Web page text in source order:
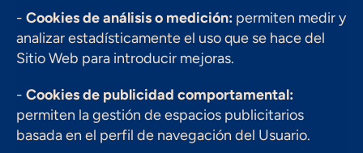
- Cookies de análisis o medición: permiten medir y
analizar estadísticamente el uso que se hace del
Sitio Web para introducir mejoras.
- Cookies de publicidad comportamental:
permiten la gestión de espacios publicitarios
basada en el perfil de navegación del Usuario.